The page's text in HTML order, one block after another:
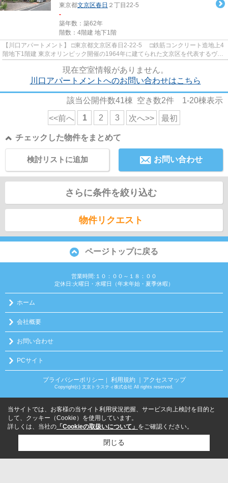
東京都文京区春日 ２丁目22-5
-
築年数：築62年
階数：4階建 地下1階
【川口アパートメント】 □東京都文京区春日2-22-5 □鉄筋コンクリート造地上4
階地下1階建 東京オリンピック開催の1964年に建てられた文京区を代表するヴィ
現在空室情報がありません。
川口アパートメントへのお問い合わせはこちら
該当公開件数41棟 空き数2件 1-20棟表示
<<前へ 1 2 3 次へ>> 最初
チェックした物件をまとめて
お問い合わせ
検討リストに追加
さらに条件を絞り込む
物件リクエスト
ページトップに戻る
営業時間:１０：００～１８：００
定休日:火曜日・水曜日（年末年始・夏季休暇）
ホーム
会社概要
お問い合わせ
PCサイト
プライバシーポリシー ｜ 利用規約 ｜アクセスマップ
Copyright(c) 文京トラスティ株式会社 All rights reserved.
当サイトでは、お客様の当サイト利用状況把握、サービス向上検討を目的と
して、クッキー（Cookie）を使用しています。
詳しくは、当社の 「Cookieの取扱いについて」 をご確認ください。
閉じる